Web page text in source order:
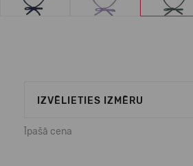
IZVĒLIETIES IZMĒRU
Īpašā cena